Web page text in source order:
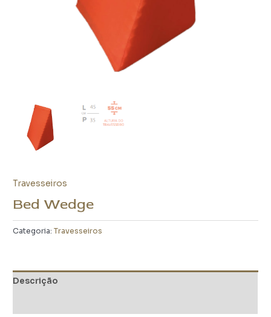
Travesseiros
Bed Wedge
Categoria:Travesseiros
Descrição